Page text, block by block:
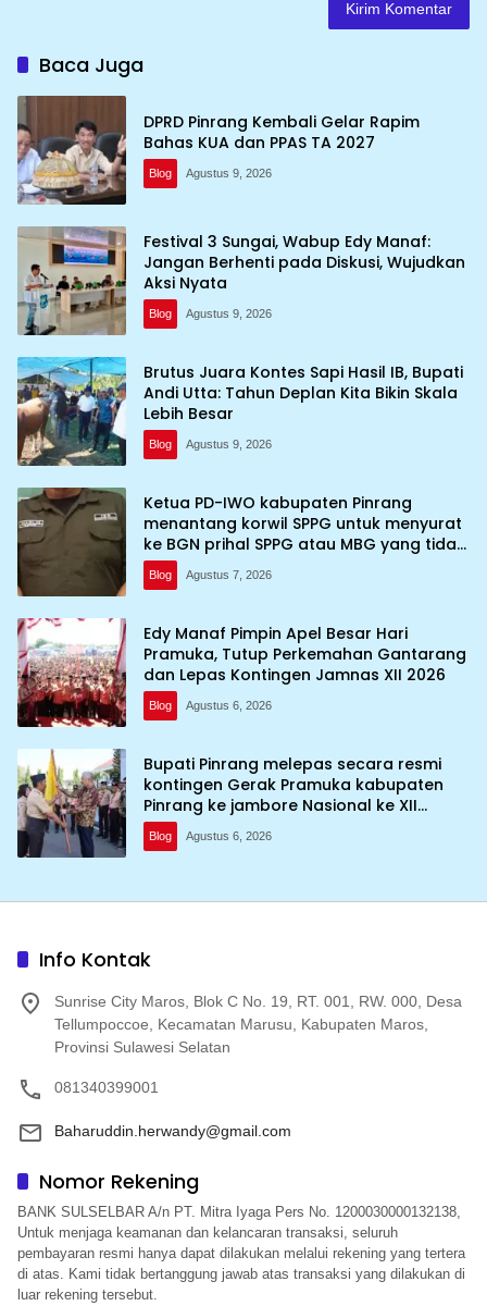
Baca Juga
DPRD Pinrang Kembali Gelar Rapim
Bahas KUA dan PPAS TA 2027
Blog Agustus 9, 2026
Festival 3 Sungai, Wabup Edy Manaf:
Jangan Berhenti pada Diskusi, Wujudkan
Aksi Nyata
Blog Agustus 9, 2026
Brutus Juara Kontes Sapi Hasil IB, Bupati
Andi Utta: Tahun Deplan Kita Bikin Skala
Lebih Besar
Blog Agustus 9, 2026
Ketua PD-IWO kabupaten Pinrang
menantang korwil SPPG untuk menyurat
ke BGN prihal SPPG atau MBG yang tidak
memenuhi syarat standar dan
persyaratan teknis
Blog Agustus 7, 2026
Edy Manaf Pimpin Apel Besar Hari
Pramuka, Tutup Perkemahan Gantarang
dan Lepas Kontingen Jamnas XII 2026
Blog Agustus 6, 2026
Bupati Pinrang melepas secara resmi
kontingen Gerak Pramuka kabupaten
Pinrang ke jambore Nasional ke XII
kebumi perkemahan Cibubur
Blog Agustus 6, 2026
Info Kontak
Sunrise City Maros, Blok C No. 19, RT. 001, RW. 000, Desa
Tellumpoccoe, Kecamatan Marusu, Kabupaten Maros,
Provinsi Sulawesi Selatan
081340399001
Baharuddin.herwandy@gmail.com
Nomor Rekening
BANK SULSELBAR A/n PT. Mitra Iyaga Pers No. 1200030000132138,
Untuk menjaga keamanan dan kelancaran transaksi, seluruh
pembayaran resmi hanya dapat dilakukan melalui rekening yang tertera
di atas. Kami tidak bertanggung jawab atas transaksi yang dilakukan di
luar rekening tersebut.